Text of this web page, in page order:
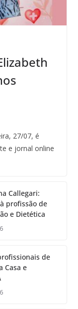
27/07, é
e jornal online
Callegari:
profissão de
e Dietética
de
Casa e